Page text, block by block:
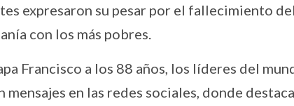
expresaron su pesar por el fallecimiento
con los más pobres.
Francisco a los 88 años, los líderes del
en las redes sociales, donde